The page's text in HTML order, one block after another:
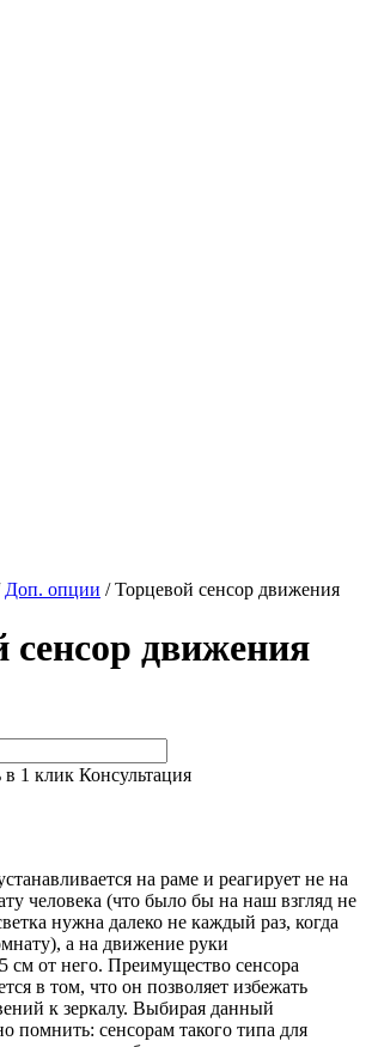
Доп. опции /Торцевой сенсор движения
сенсор движения
в 1 клик Консультация
на раме и реагирует не на
человека (что было бы на наш взгляд не
нужна далеко не каждый раз, когда
а на движение руки
см от него. Преимущество сенсора
в том, что он позволяет избежать
к зеркалу. Выбирая данный
помнить: сенсорам такого типа для